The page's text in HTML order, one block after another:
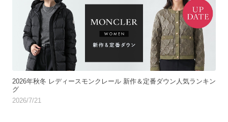
2026年秋冬 レディースモンクレール 新作＆定番ダウン人気ランキン
グ
2026/7/21